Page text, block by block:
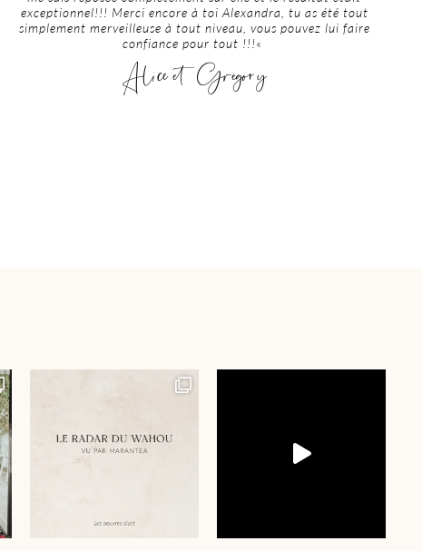
exceptionnel!!! Merci encore à toi Alexandra, tu as été tout
simplement merveilleuse à tout niveau, vous pouvez lui faire
confiance pour tout !!!«
Alice et Gregory